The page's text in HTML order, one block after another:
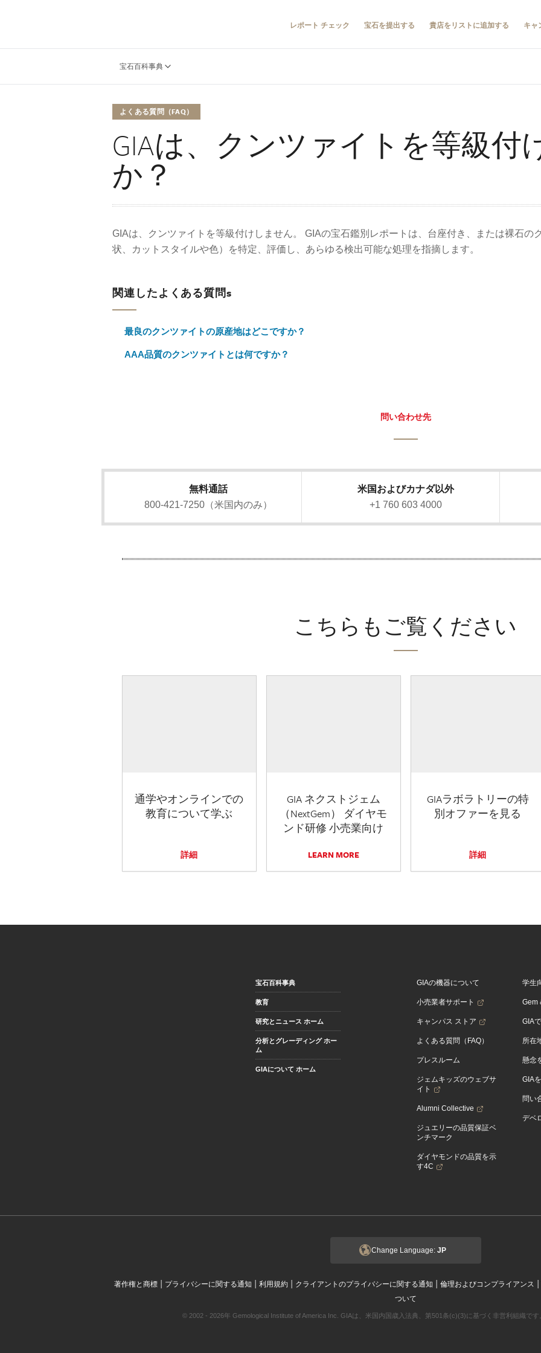
レポート チェック 宝石を提出する 貴店をリストに追加する キャ
宝石百科事典
よくある質問（FAQ）
GIAは、クンツァイトを等級付
か？
GIAは、クンツァイトを等級付けしません。 GIAの宝石鑑別レポートは、台座付き、または裸石の
状、カットスタイルや色）を特定、評価し、あらゆる検出可能な処理を指摘します。
関連したよくある質問s
最良のクンツァイトの原産地はどこですか？
AAA品質のクンツァイトとは何ですか？
問い合わせ先
無料通話
800-421-7250（米国内のみ）
米国およびカナダ以外
+1 760 603 4000
こちらもご覧ください
通学やオンラインでの
教育について学ぶ
詳細
GIA ネクストジェム
（NextGem） ダイヤモ
ンド研修 小売業向け
LEARN MORE
GIAラボラトリーの特
別オファーを見る
詳細
宝石百科事典
教育
研究とニュース ホーム
分析とグレーディング ホー
ム
GIAについて ホーム
GIAの機器について
小売業者サポート
キャンパス ストア
よくある質問（FAQ）
プレスルーム
ジェムキッズのウェブサ
イト
Alumni Collective
ジュエリーの品質保証ベ
ンチマーク
ダイヤモンドの品質を示
す4C
学生
Gem
GIA
所在
懸念
GIA
問い
デベ
Change Language: JP
著作権と商標 | プライバシーに関する通知 | 利用規約 | クライアントのプライバシーに関する通知 | 倫理およびコンプライアンス |
ついて
© 2002 - 2026年 Gemological Institute of America Inc. GIAは、米国内国歳入法典、第501条(c)(3)に基づく非営利組織です